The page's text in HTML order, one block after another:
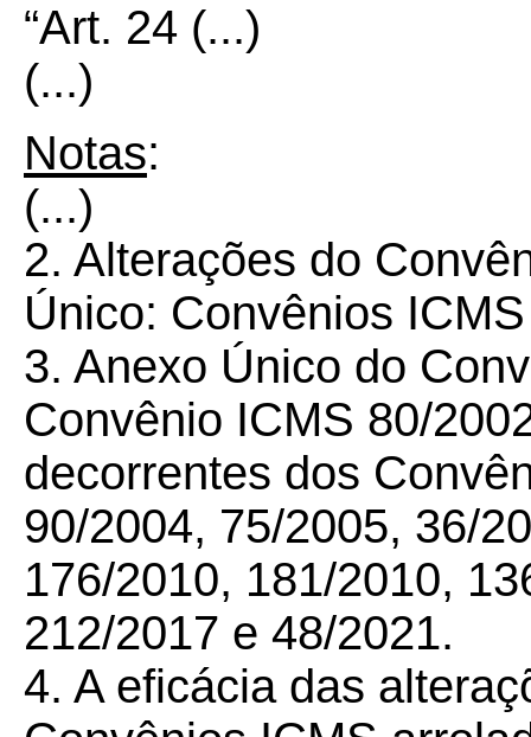
“Art. 24 (...)
(...)
Notas:
(...)
2. Alterações do
Único: Convênios
3. Anexo Único do
Convênio ICMS 80/
decorrentes dos
90/2004, 75/2005, 36/
176/2010, 181/2010,
212/2017 e 48/2021.
4. A eficácia das